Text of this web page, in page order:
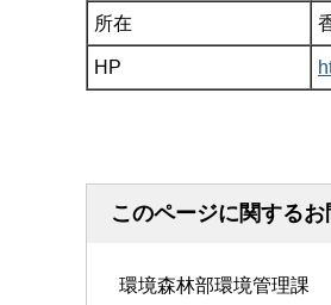
所在
HP
このページに関する
環境森林部環境管理課